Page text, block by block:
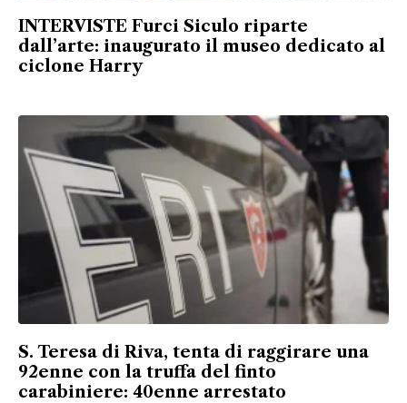
INTERVISTE Furci Siculo riparte
dall’arte: inaugurato il museo dedicato al
ciclone Harry
S. Teresa di Riva, tenta di raggirare una
92enne con la truffa del finto
carabiniere: 40enne arrestato